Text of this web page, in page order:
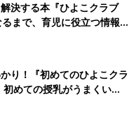
決する本『ひよこクラブ
まで、育児に役立つ情報が
り！『初めてのひよこクラ
めての授乳がうまくい
本と夏のトラブル 解決テ